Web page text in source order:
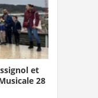
et
28